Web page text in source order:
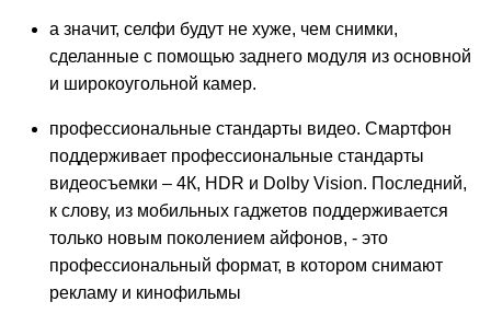
а значит, селфи будут не хуже, чем снимки,
сделанные с помощью заднего модуля из основной
и широкоугольной камер.
профессиональные стандарты видео. Смартфон
поддерживает профессиональные стандарты
видеосъемки – 4К, HDR и Dolby Vision. Последний,
к слову, из мобильных гаджетов поддерживается
только новым поколением айфонов, - это
профессиональный формат, в котором снимают
рекламу и кинофильмы